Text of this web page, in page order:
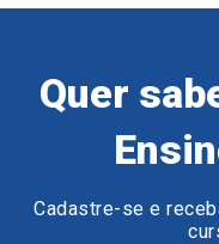
Quer
Cadastre-se e